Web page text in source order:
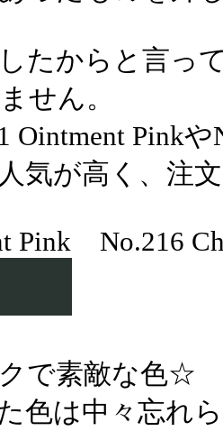
たからと言っ
せん。
Ointment Pink
気が高く、注
Pink No.216
で素敵な色☆
色は中々忘れ